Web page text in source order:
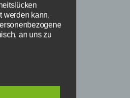
werden kann.
an uns zu
der
Unsere